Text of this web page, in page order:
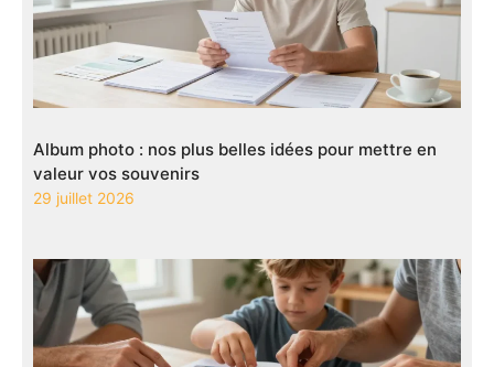
Album photo : nos plus belles idées pour mettre en
valeur vos souvenirs
29 juillet 2026